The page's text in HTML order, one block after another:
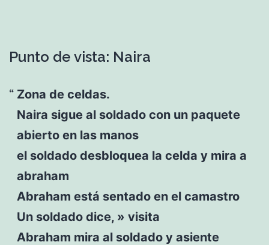
Punto de vista: Naira
Zona de celdas.
Naira sigue al soldado con un paquete
abierto en las manos
el soldado desbloquea la celda y mira a
abraham
Abraham está sentado en el camastro
Un soldado dice, » visita
Abraham mira al soldado y asiente